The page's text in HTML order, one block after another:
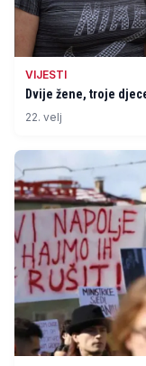
VIJESTI
Dvije žene, troje
22. velj